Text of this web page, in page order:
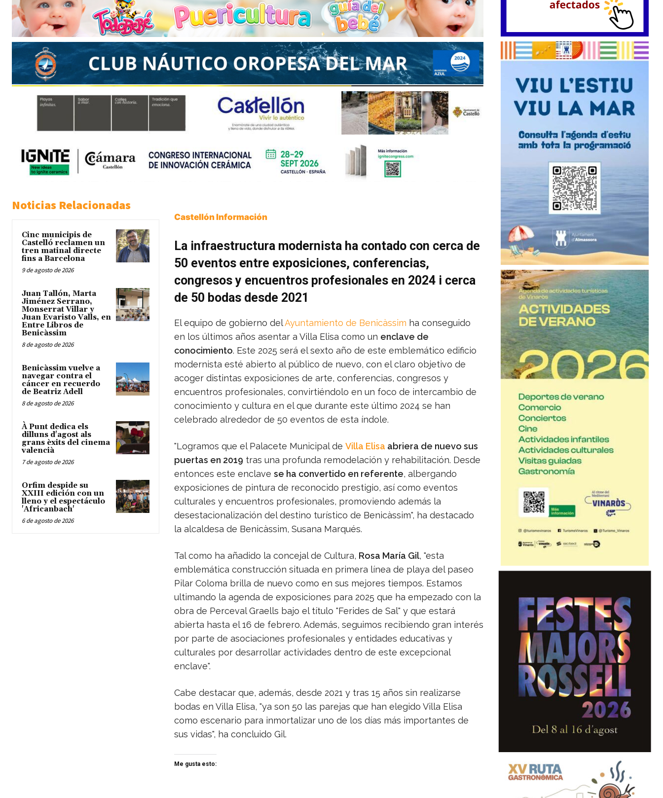
Noticias Relacionadas
Cinc municipis de
Castelló reclamen un
tren matinal directe
fins a Barcelona
9 de agosto de 2026
Juan Tallón, Marta
Jiménez Serrano,
Monserrat Villar y
Juan Evaristo Valls, en
Entre Libros de
Benicàssim
8 de agosto de 2026
Benicàssim vuelve a
navegar contra el
cáncer en recuerdo
de Beatriz Adell
8 de agosto de 2026
À Punt dedica els
dilluns d'agost als
grans èxits del cinema
valencià
7 de agosto de 2026
Orfim despide su
XXIII edición con un
lleno y el espectáculo
'Africanbach'
6 de agosto de 2026
Castellón Información
La infraestructura modernista ha contado con cerca de
50 eventos entre exposiciones, conferencias,
congresos y encuentros profesionales en 2024 i cerca
de 50 bodas desde 2021
El equipo de gobierno delAyuntamiento de Benicàssim ha conseguido
en los últimos años asentar a Villa Elisa como un enclave de
conocimiento. Este 2025 será el sexto año de este emblemático edificio
modernista esté abierto al público de nuevo, con el claro objetivo de
acoger distintas exposiciones de arte, conferencias, congresos y
encuentros profesionales, convirtiéndolo en un foco de intercambio de
conocimiento y cultura en el que durante este último 2024 se han
celebrado alrededor de 50 eventos de esta índole.
"Logramos que el Palacete Municipal de Villa Elisa abriera de nuevo sus
puertas en 2019 tras una profunda remodelación y rehabilitación. Desde
entonces este enclave se ha convertido en referente, albergando
exposiciones de pintura de reconocido prestigio, así como eventos
culturales y encuentros profesionales, promoviendo además la
desestacionalización del destino turístico de Benicàssim", ha destacado
la alcaldesa de Benicàssim, Susana Marqués.
Tal como ha añadido la concejal de Cultura, Rosa María Gil, "esta
emblemática construcción situada en primera línea de playa del paseo
Pilar Coloma brilla de nuevo como en sus mejores tiempos. Estamos
ultimando la agenda de exposiciones para 2025 que ha empezado con la
obra de Perceval Graells bajo el título "Ferides de Sal" y que estará
abierta hasta el 16 de febrero. Además, seguimos recibiendo gran interés
por parte de asociaciones profesionales y entidades educativas y
culturales por desarrollar actividades dentro de este excepcional
enclave".
Cabe destacar que, además, desde 2021 y tras 15 años sin realizarse
bodas en Villa Elisa, "ya son 50 las parejas que han elegido Villa Elisa
como escenario para inmortalizar uno de los días más importantes de
sus vidas", ha concluido Gil.
Me gusta esto: